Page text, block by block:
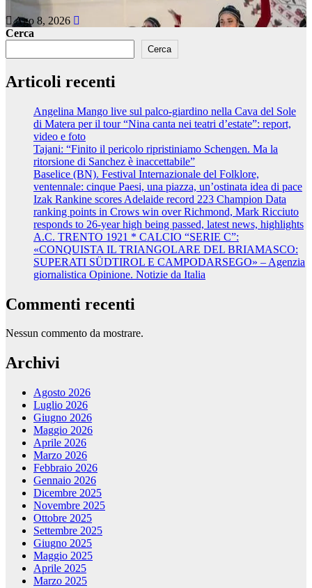
Ago 8, 2026
Cerca
Cerca
Articoli recenti
Angelina Mango live sul palco-giardino nella Cava del Sole
di Matera per il tour “Nina canta nei teatri d’estate”: report,
video e foto
Tajani: “Finito il pericolo ripristiniamo Schengen. Ma la
ritorsione di Sanchez è inaccettabile”
Baselice (BN). Festival Internazionale del Folklore,
ventennale: cinque Paesi, una piazza, un’ostinata idea di pace
Izak Rankine scores Adelaide record 223 Champion Data
ranking points in Crows win over Richmond, Mark Ricciuto
responds to 26-year high being passed, latest news, highlights
A.C. TRENTO 1921 * CALCIO “SERIE C”:
«CONQUISTA IL TRIANGOLARE DEL BRIAMASCO:
SUPERATI SÜDTIROL E CAMPODARSEGO» – Agenzia
giornalistica Opinione. Notizie da Italia
Commenti recenti
Nessun commento da mostrare.
Archivi
Agosto 2026
Luglio 2026
Giugno 2026
Maggio 2026
Aprile 2026
Marzo 2026
Febbraio 2026
Gennaio 2026
Dicembre 2025
Novembre 2025
Ottobre 2025
Settembre 2025
Giugno 2025
Maggio 2025
Aprile 2025
Marzo 2025